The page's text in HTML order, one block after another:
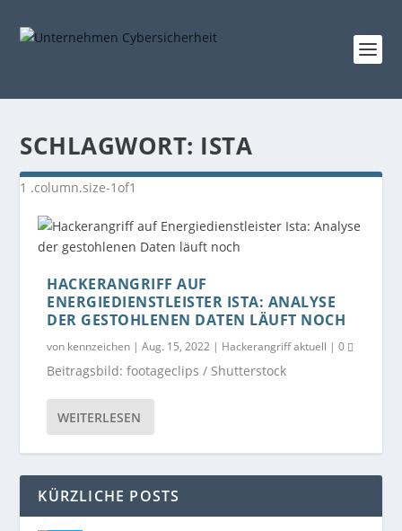
SCHLAGWORT: ISTA
HACKERANGRIFF AUF
ENERGIEDIENSTLEISTER ISTA: ANALYSE
DER GESTOHLENEN DATEN LÄUFT NOCH
von kennzeichen |Aug. 15, 2022 | Hackerangriff aktuell |0
Beitragsbild: footageclips / Shutterstock
WEITERLESEN
KÜRZLICHE POSTS